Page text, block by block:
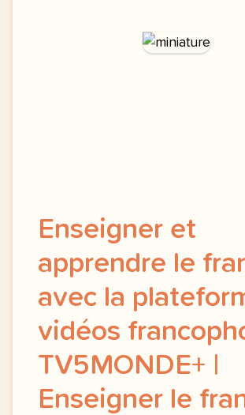
Enseigner et
apprendre le
avec la
vidéos
TV5MONDE+ |
Enseigner le